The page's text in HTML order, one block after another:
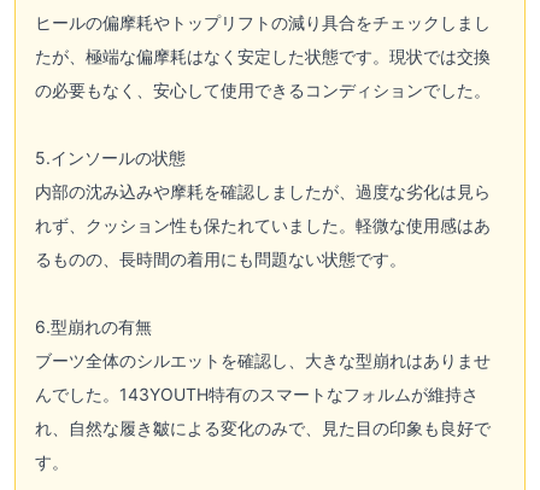
ヒールの偏摩耗やトップリフトの減り具合をチェックしまし
たが、極端な偏摩耗はなく安定した状態です。現状では交換
の必要もなく、安心して使用できるコンディションでした。
5.インソールの状態
内部の沈み込みや摩耗を確認しましたが、過度な劣化は見ら
れず、クッション性も保たれていました。軽微な使用感はあ
るものの、長時間の着用にも問題ない状態です。
6.型崩れの有無
ブーツ全体のシルエットを確認し、大きな型崩れはありませ
んでした。143YOUTH特有のスマートなフォルムが維持さ
れ、自然な履き皺による変化のみで、見た目の印象も良好で
す。